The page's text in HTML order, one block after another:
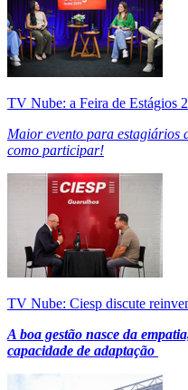
TV Nube: a Feira de Estágios
Maior evento para estagiários
como participar!
TV Nube: Ciesp discute
A boa gestão nasce da
capacidade de adaptação